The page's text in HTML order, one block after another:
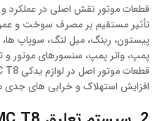
قطعات موتور نقش اصلی در عملکرد
تأثیر مستقیم بر مصرف سوخت و عمر
پیستون، رینگ، میل لنگ، سوپاپ ها،
پمپ، واتر پمپ، سنسورهای موتور و
افزایش استهلاک و خرابی های